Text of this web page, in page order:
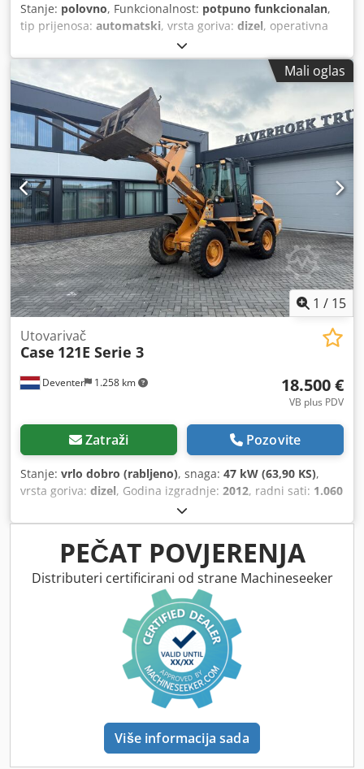
Stanje: polovno, Funkcionalnost: potpuno funkcionalan,
tip prijenosa: automatski, vrsta goriva: dizel, operativna
, konfiguracija osovina:
registracija:10/1977, Godina izgradnje:1977, Oprema:
hidraulika
Mali oglas
1 / 15
Deventer 1.258 km
Utovarivač
Case 121E Serie 3
18.500 €
VB plus PDV
Zatraži Pozovite
Stanje: vrlo dobro (rabljeno), snaga: 47 kW (63,90 KS),
vrsta goriva: dizel, Godina izgradnje: 2012, radni sati: 1.060
PEČAT POVJERENJA
Distributeri certificirani od strane Machineseeker
Više informacija sada